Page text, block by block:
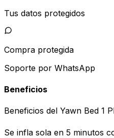
Tus datos protegidos
Compra protegida
Soporte por WhatsApp
Beneficios
Beneficios del Yawn Bed 1
Se infla sola en 5 minutos